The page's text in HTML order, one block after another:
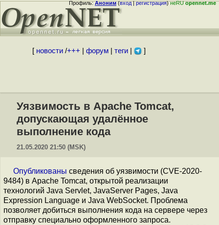
Профиль:Аноним(вход|регистрация)неRUopennet.me
[ новости/+++ форум| теги| ]
Уязвимость в Apache Tomcat,
допускающая удалённое
выполнение кода
21.05.2020 21:50 (MSK)
Опубликованы сведения об уязвимости (CVE-2020-
9484) в Apache Tomcat, открытой реализации
технологий Java Servlet, JavaServer Pages, Java
Expression Language и Java WebSocket. Проблема
позволяет добиться выполнения кода на сервере через
отправку специально оформленного запроса.